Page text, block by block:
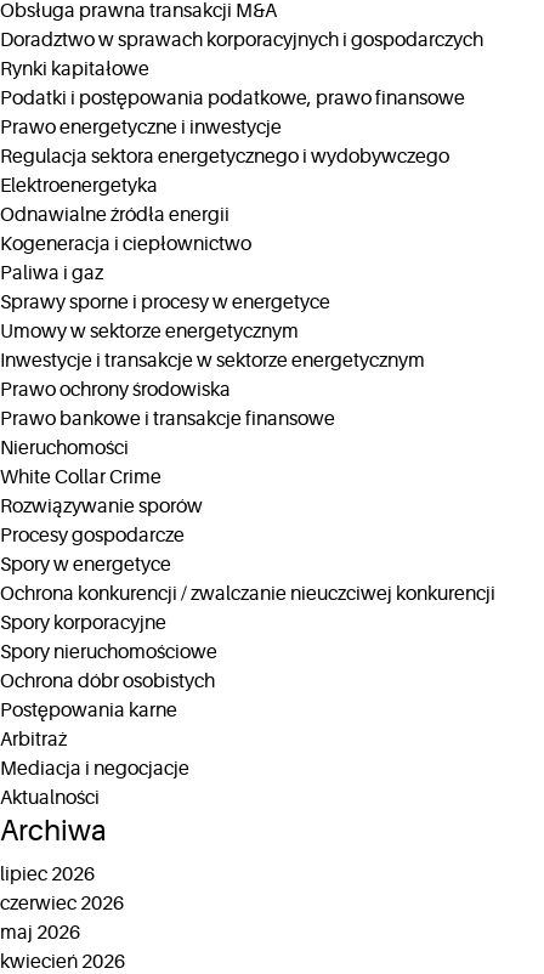
Obsługa prawna transakcji M&A
Doradztwo w sprawach korporacyjnych i gospodarczych
Rynki kapitałowe
Podatki i postępowania podatkowe, prawo finansowe
Prawo energetyczne i inwestycje
Regulacja sektora energetycznego i wydobywczego
Elektroenergetyka
Odnawialne źródła energii
Kogeneracja i ciepłownictwo
Paliwa i gaz
Sprawy sporne i procesy w energetyce
Umowy w sektorze energetycznym
Inwestycje i transakcje w sektorze energetycznym
Prawo ochrony środowiska
Prawo bankowe i transakcje finansowe
Nieruchomości
White Collar Crime
Rozwiązywanie sporów
Procesy gospodarcze
Spory w energetyce
Ochrona konkurencji / zwalczanie nieuczciwej konkurencji
Spory korporacyjne
Spory nieruchomościowe
Ochrona dóbr osobistych
Postępowania karne
Arbitraż
Mediacja i negocjacje
Aktualności
Archiwa
lipiec 2026
czerwiec 2026
maj 2026
kwiecień 2026